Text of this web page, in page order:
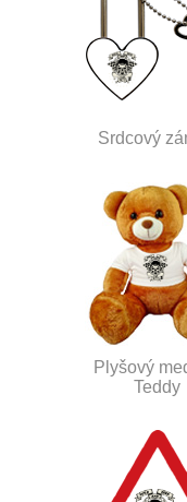
Srdcový
Plyšový
Teddy